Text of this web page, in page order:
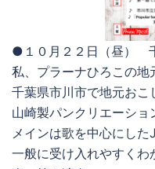
●１０月２２日（昼）
私、プラーナひろこの
千葉県市川市で地元お
山崎製パンクリエーシ
メインは歌を中心にした
一般に受け入れやすく